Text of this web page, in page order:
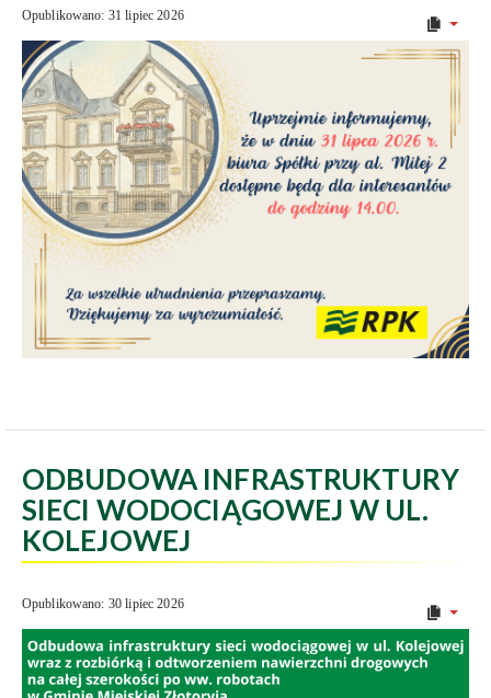
Opublikowano: 31 lipiec 2026
ODBUDOWA INFRASTRUKTURY
SIECI WODOCIĄGOWEJ W UL.
KOLEJOWEJ
Opublikowano: 30 lipiec 2026